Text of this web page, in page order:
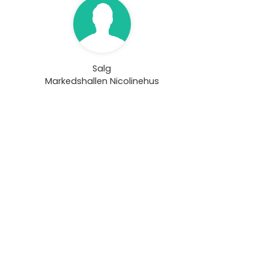
Salg
Markedshallen Nicolinehus